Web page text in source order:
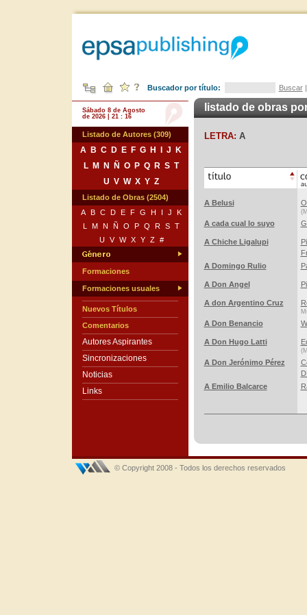
Buscador por título: Buscar
Sábado 8 de Agosto
de 2026 | 21 : 16
Listado de Autores (309)
A B C D E F G H J
K
L
M N Ñ O P Q R S T
U V W X Y Z
Listado de Obras (2504)
A
B C D E F G H I J
K
L
M N Ñ O P Q R S T
U
V W X Y Z #
Formaciones
Formaciones usuales
Nuevos Títulos
Comentarios
Autores Aspirantes
Sincronizaciones
Noticias
Links
listado de obras
LETRA: A
A Belusi
A cada cual lo suyo
A Chiche Ligalupi
A Domingo Rulio
A Don Angel
A don Argentino Cruz
A Don Benancio
A Don Hugo Latti
A Don Jerónimo Pérez
A Emilio Balcarce
© Copyright 2008 - Todos los derechos reservados